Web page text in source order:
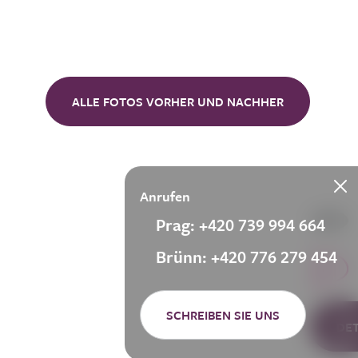
ALLE FOTOS VORHER UND NACHHER
Anrufen
Prag: +420 739 994 664
Brünn: +420 776 279 454
SCHREIBEN SIE UNS